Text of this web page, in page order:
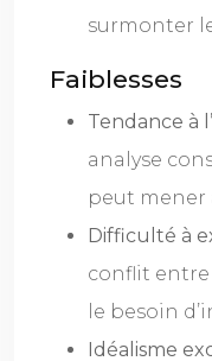
surmonter
Faiblesses
Tendance à
analyse
peut mener
Difficulté à
conflit entre
le besoin
Idéalisme